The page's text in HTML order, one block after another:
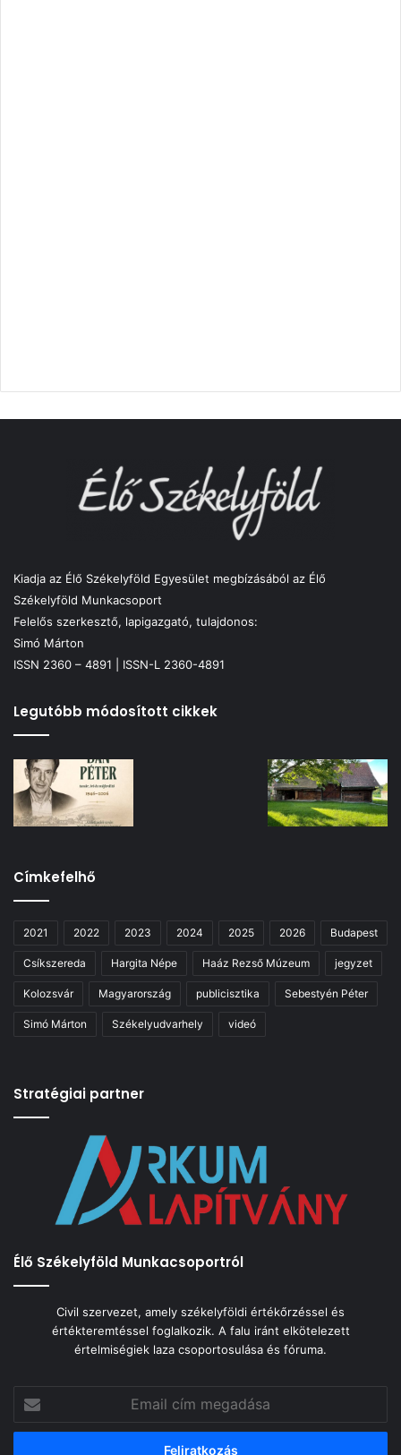
Kiadja az Élő Székelyföld Egyesület megbízásából az Élő
Székelyföld Munkacsoport
Felelős szerkesztő, lapigazgató, tulajdonos:
Simó Márton
ISSN 2360 – 4891 | ISSN-L 2360-4891
Legutóbb módosított cikkek
Címkefelhő
2021 2022 2023 2024 2025 2026 Budapest
Csíkszereda Hargita Népe Haáz Rezső Múzeum jegyzet
Kolozsvár Magyarország publicisztika Sebestyén Péter
Simó Márton Székelyudvarhely videó
Stratégiai partner
Élő Székelyföld Munkacsoportról
Civil szervezet, amely székelyföldi értékőrzéssel és
értékteremtéssel foglalkozik. A falu iránt elkötelezett
értelmiségiek laza csoportosulása és fóruma.
cím
megadása